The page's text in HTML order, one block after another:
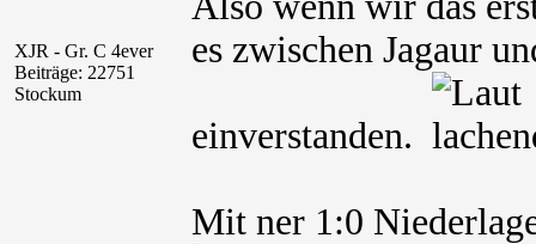
XJR - Gr. C 4ever
Beiträge: 22751
Stockum
es zwischen Jagaur
einverstanden.
Mit ner 1:0